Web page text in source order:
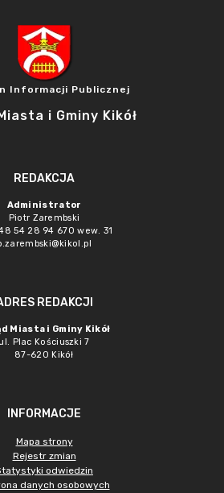
Informacji Publicznej
i Gminy Kikół
REDAKCJA
Administrator
Piotr Zarembski
54 28 94 670 wew. 31
REDAKCJI
Miasta i Gminy Kikół
ul. Plac Kościuszki 7
87-620 Kikół
INFORMACJE
Mapa strony
Rejestr zmian
odwiedzin
danych osobowych